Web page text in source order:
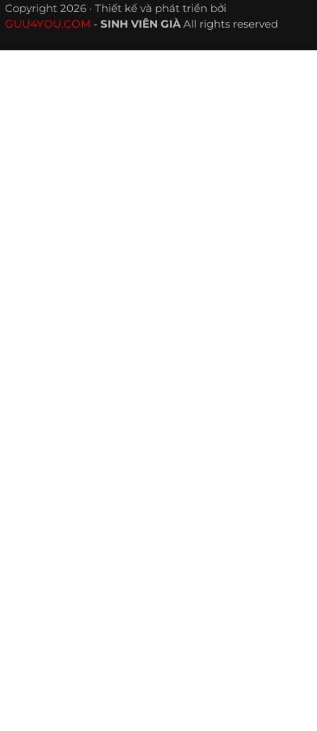
Copyright 2026 · Thiết kế và phát triển bởi
GUU4YOU.COM - SINH VIÊN GIÀAll rights reserved